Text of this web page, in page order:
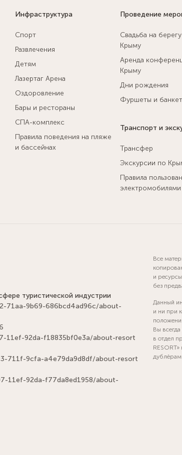
Инфраструктура
Спорт
Развлечения
Детям
Лазертаг Арена
Оздоровление
Бары и рестораны
СПА-комплекс
Правила поведения на пляже
и бассейнах
Проведение
Свадьба на
Крыму
Аренда
Крыму
Дни рождения
Фуршеты и
Транспорт и
Трансфер
Экскурсии по
Правила
электромобилями
туристической индустрии
71aa-9b69-686bcd4ad96c/about-
11ef-92da-f18835bf0e3a/about-resort
711f-9cfa-a4e79da9d8df/about-resort
11ef-92da-f77da8ed1958/about-
Все
и
без
Данный
и ни при
Вы
в отдел